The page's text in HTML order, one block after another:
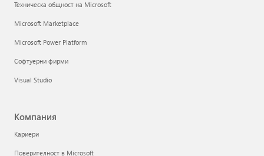
Техническа общност на Microsoft
Microsoft Marketplace
Microsoft Power Platform
Софтуерни фирми
Visual Studio
Компания
Кариери
Поверителност в Microsoft